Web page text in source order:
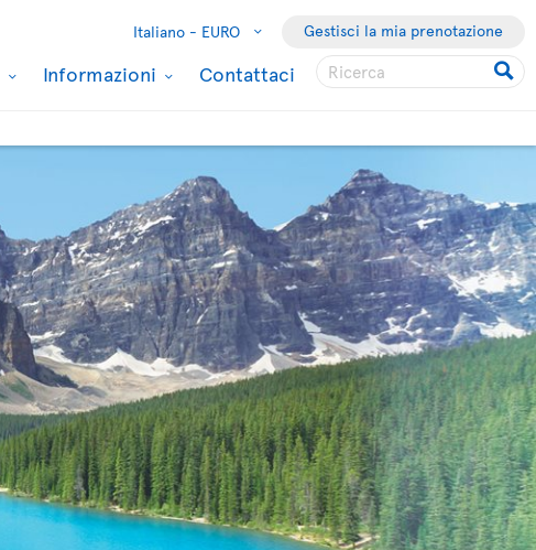
Italiano - EURO Gestisci la mia prenotazione
Informazioni Contattaci